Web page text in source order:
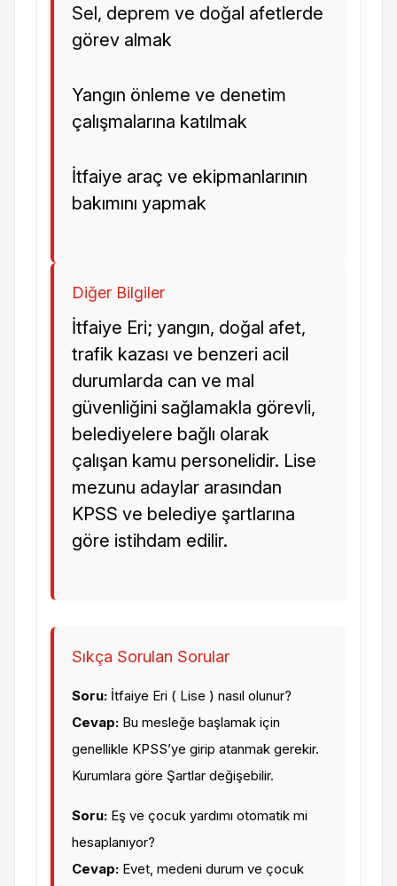
Sel, deprem ve doğal afetlerde
görev almak
Yangın önleme ve denetim
çalışmalarına katılmak
İtfaiye araç ve ekipmanlarının
bakımını yapmak
Diğer Bilgiler
İtfaiye Eri; yangın, doğal afet,
trafik kazası ve benzeri acil
durumlarda can ve mal
güvenliğini sağlamakla görevli,
belediyelere bağlı olarak
çalışan kamu personelidir. Lise
mezunu adaylar arasından
KPSS ve belediye şartlarına
göre istihdam edilir.
Sıkça Sorulan Sorular
Soru: İtfaiye Eri ( Lise ) nasıl olunur?
Cevap: Bu mesleğe başlamak için
genellikle KPSS’ye girip atanmak gerekir.
Kurumlara göre Şartlar değişebilir.
Soru: Eş ve çocuk yardımı otomatik mi
hesaplanıyor?
Cevap: Evet, medeni durum ve çocuk